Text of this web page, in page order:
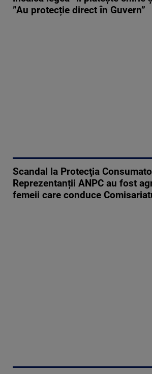
”Au protecție direct în Guvern”
Scandal la Protecţia
Reprezentanții ANPC au fost
femeii care conduce